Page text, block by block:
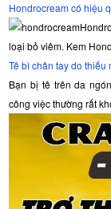
Hondrocream có hiệu
loại bỏ viêm. Kem
Tê bì chân tay do thiếu
Bạn bị tê trên da
công việc thường rất